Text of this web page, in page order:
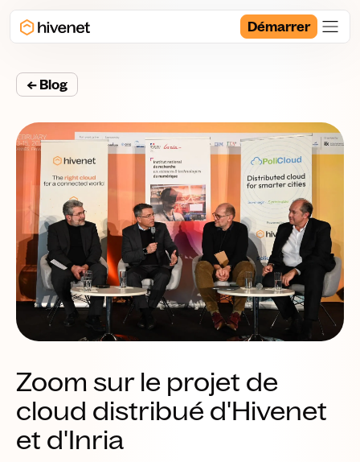
Démarrer
← Blog
Zoom sur le projet de
cloud distribué d'Hivenet
et d'Inria